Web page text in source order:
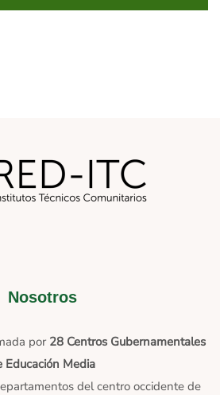
Nosotros
por 28 Centros Gubernamentales
Educación Media
del centro occidente de